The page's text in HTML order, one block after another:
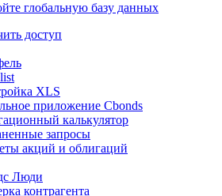
7-дневный
глобальную базу данных
доступ
XLS
приложение Cbonds
калькулятор
запросы